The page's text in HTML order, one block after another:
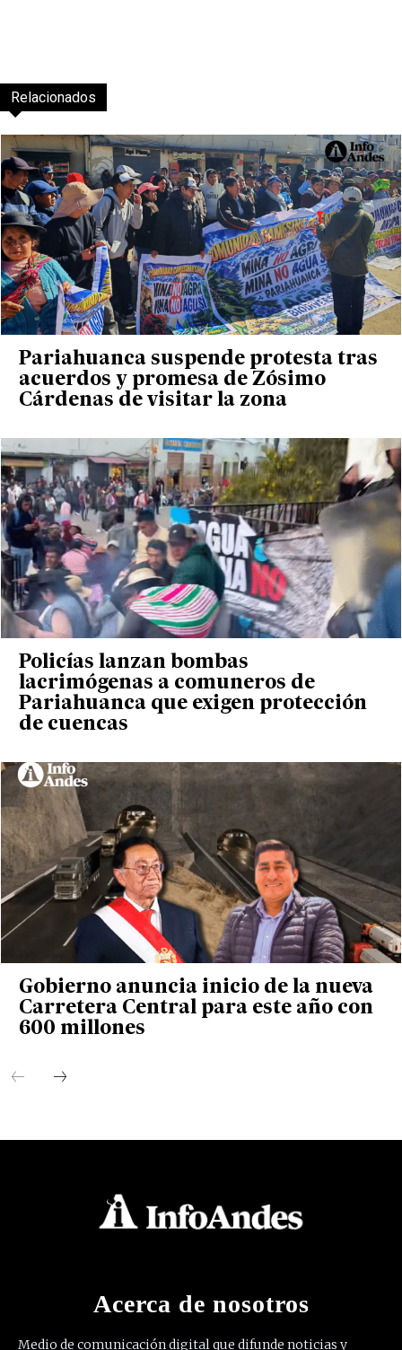
Relacionados
Pariahuanca suspende protesta tras
acuerdos y promesa de Zósimo
Cárdenas de visitar la zona
Policías lanzan bombas
lacrimógenas a comuneros de
Pariahuanca que exigen protección
de cuencas
Gobierno anuncia inicio de la nueva
Carretera Central para este año con
600 millones
Acerca de nosotros
Medio de comunicación digital que difunde noticias y